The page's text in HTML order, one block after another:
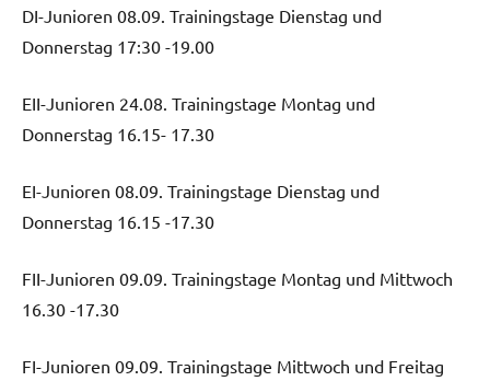
DI-Junioren 08.09. Trainingstage Dienstag und
Donnerstag 17:30 -19.00
EII-Junioren 24.08. Trainingstage Montag und
Donnerstag 16.15- 17.30
EI-Junioren 08.09. Trainingstage Dienstag und
Donnerstag 16.15 -17.30
FII-Junioren 09.09. Trainingstage Montag und Mittwoch
16.30 -17.30
FI-Junioren 09.09. Trainingstage Mittwoch und Freitag